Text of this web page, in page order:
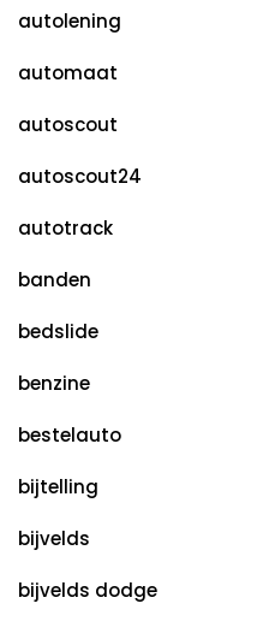
autolening
automaat
autoscout
autoscout24
autotrack
banden
bedslide
benzine
bestelauto
bijtelling
bijvelds
bijvelds dodge